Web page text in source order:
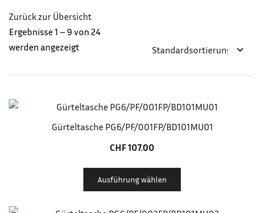
Zurück zur Übersicht
Ergebnisse 1 – 9 von 24
werden angezeigt
Gürteltasche PG6/PF/001FP/BD101MU01
CHF107.00
Ausführung wählen